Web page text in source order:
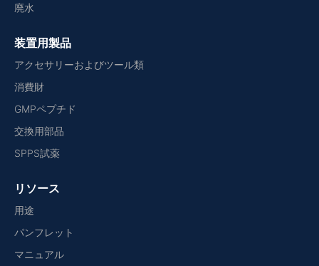
廃水
装置用製品
アクセサリーおよびツール類
消費財
GMPペプチド
交換用部品
SPPS試薬
リソース
用途
パンフレット
マニュアル